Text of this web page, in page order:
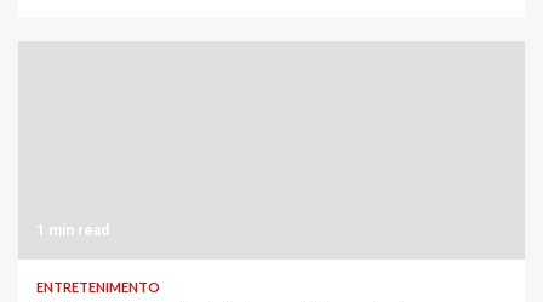
1 min read
ENTRETENIMENTO